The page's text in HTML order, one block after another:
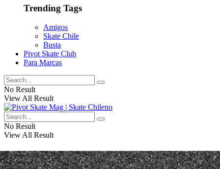
Trending Tags
Amigos
Skate Chile
Busta
Pivot Skate Club
Para Marcas
No Result
View All Result
No Result
View All Result